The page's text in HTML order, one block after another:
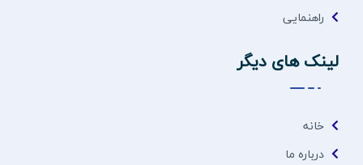
راهنمایی
لینک های دیگر
خانه
درباره ما